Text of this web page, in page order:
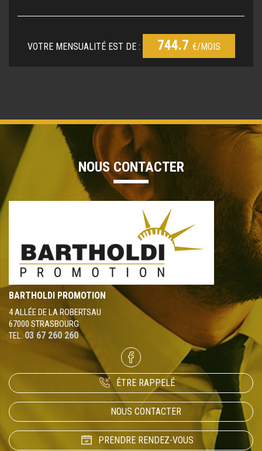
VOTRE MENSUALITÉ EST DE : 744.7 €/MOIS
NOUS CONTACTER
BARTHOLDI PROMOTION
4 ALLÉE DE LA ROBERTSAU
67000 STRASBOURG
TEL. 03 67 260 260
ÊTRE RAPPELÉ
NOUS CONTACTER
PRENDRE RENDEZ-VOUS